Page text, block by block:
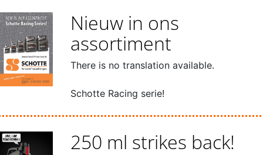
Nieuw in ons
assortiment
There is no translation available.
Schotte Racing serie!
250 ml strikes back!